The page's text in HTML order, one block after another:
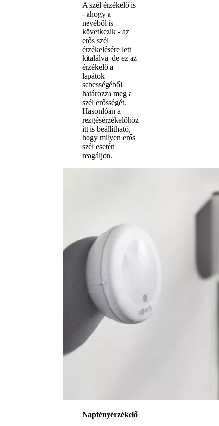
A szél érzékelő is
- ahogy a
nevéből is
következik - az
erős szél
érzékelésére lett
kitalálva, de ez az
érzékelő a
lapátok
sebességéből
határozza meg a
szél erősségét.
Hasonlóan a
rezgésérzékelőhöz
itt is beállítható,
hogy milyen erős
szél esetén
reagáljon.
Napfényérzékelő